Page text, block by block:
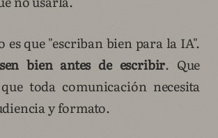
es que "escriban bien para la IA".
bien antes de escribir. Que
toda comunicación necesita
y formato.